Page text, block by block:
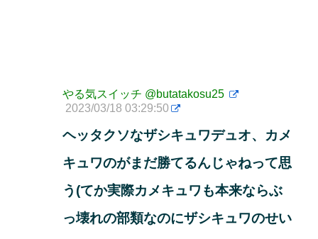
やる気スイッチ @butatakosu25
2023/03/18 03:29:50
ヘッタクソなザシキュワデュオ、カメ
キュワのがまだ勝てるんじゃねって思
う(てか実際カメキュワも本来ならぶ
っ壊れの部類なのにザシキュワのせい